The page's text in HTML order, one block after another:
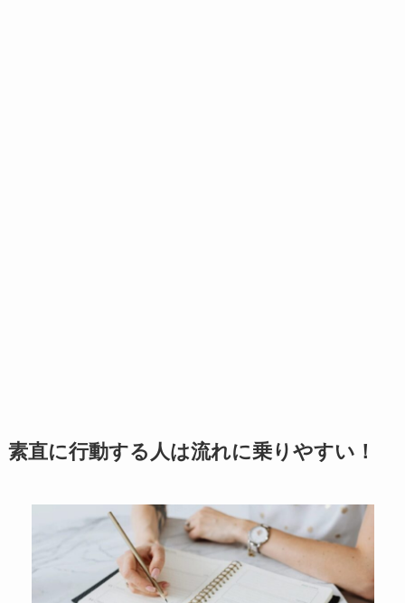
素直に行動する人は流れに乗りやすい！